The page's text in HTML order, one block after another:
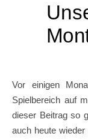
Vor einigen Monaten habe ich zum ersten Mal unseren
Spielbereich auf
dieser Beitrag so
auch heute